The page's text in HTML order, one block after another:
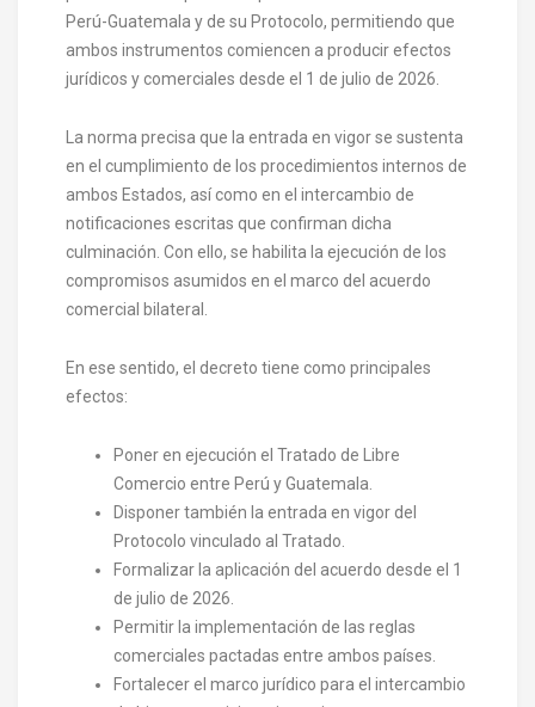
Perú-Guatemala y de su Protocolo, permitiendo que
ambos instrumentos comiencen a producir efectos
jurídicos y comerciales desde el 1 de julio de 2026.
La norma precisa que la entrada en vigor se sustenta
en el cumplimiento de los procedimientos internos de
ambos Estados, así como en el intercambio de
notificaciones escritas que confirman dicha
culminación. Con ello, se habilita la ejecución de los
compromisos asumidos en el marco del acuerdo
comercial bilateral.
En ese sentido, el decreto tiene como principales
efectos:
Poner en ejecución el Tratado de Libre
Comercio entre Perú y Guatemala.
Disponer también la entrada en vigor del
Protocolo vinculado al Tratado.
Formalizar la aplicación del acuerdo desde el 1
de julio de 2026.
Permitir la implementación de las reglas
comerciales pactadas entre ambos países.
Fortalecer el marco jurídico para el intercambio